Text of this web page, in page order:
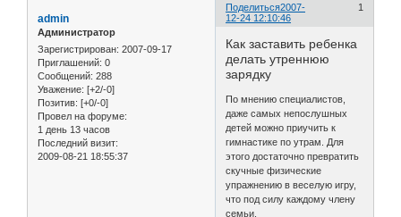
Поделиться 1
2007-
12-24 12:10:46
admin
Администратор
Зарегистрирован: 2007-09-17
Приглашений: 0
Сообщений: 288
Уважение: [+2/-0]
Позитив: [+0/-0]
Провел на форуме:
1 день 13 часов
Последний визит:
2009-08-21 18:55:37
Как заставить ребенка
делать утреннюю
зарядку
По мнению специалистов,
даже самых непослушных
детей можно приучить к
гимнастике по утрам. Для
этого достаточно превратить
скучные физические
упражнению в веселую игру,
что под силу каждому члену
семьи.